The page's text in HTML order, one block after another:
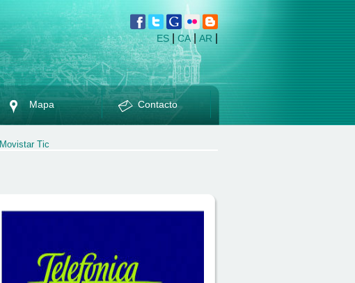
ES CA | AR
Mapa Contacto
Movistar Tic